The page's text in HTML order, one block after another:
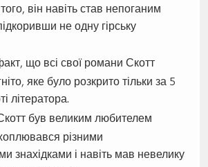
він навіть став непоганим
не одну гірську
що всі свої романи Скотт
яке було розкрито тільки за 5
літератора.
був великим любителем
різними
знахідками і навіть мав невелику